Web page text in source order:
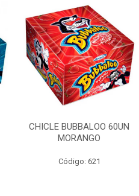
CHICLE BUBBALOO 60UN
MORANGO
Código: 621